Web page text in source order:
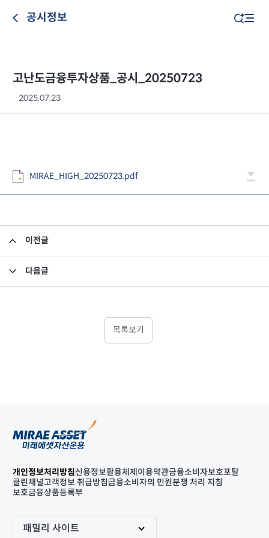
공시정보
고난도금융투자상품_공시_20250723
2025.07.23
MIRAE_HIGH_20250723.pdf
이전글
다음글
목록보기
개인정보처리방침신용정보활용체제 이용약관금융소비자보호포탈
클린채널고객정보 취급방침금융소비자의 민원분쟁 처리 지침
보호금융상품등록부
패밀리 사이트